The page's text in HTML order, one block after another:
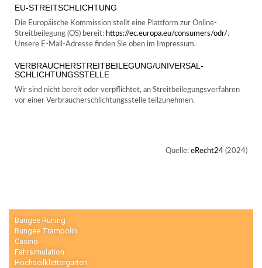
EU-STREITSCHLICHTUNG
Die Europäische Kommission stellt eine Plattform zur Online-
Streitbeilegung (OS) bereit: https://ec.europa.eu/consumers/odr/.
Unsere E-Mail-Adresse finden Sie oben im Impressum.
VERBRAUCHER­STREIT­BEILEGUNG/UNIVERSAL­
SCHLICHTUNGS­STELLE
Wir sind nicht bereit oder verpflichtet, an Streitbeilegungsverfahren
vor einer Verbraucherschlichtungsstelle teilzunehmen.
Quelle: eRecht24 (2024)
Bungee Runing
Bungee Trampolin
Casino
Fahrsimulation
Hochseilklettergarten